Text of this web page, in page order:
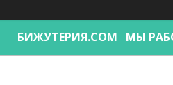
БИЖУТЕРИЯ.COM МЫ